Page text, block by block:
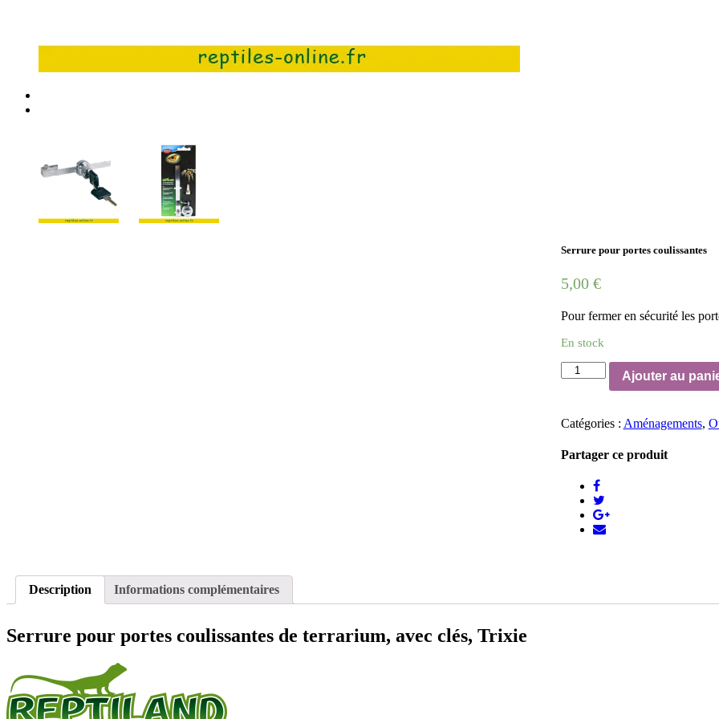
Serrure pour portes coulissantes
5,00 €
Pour fermer en sécurité les
En stock
quantité
de
portes
Ajouter au
Catégories : Aménagements,
Partager ce produit
Description Informations complémentaires
Serrure pour portes coulissantes de terrarium, avec clés, Trixie